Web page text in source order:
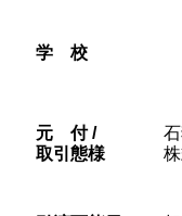
学校
元 付 /
取引態様